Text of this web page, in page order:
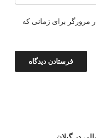
مرورگر برای زمانی که